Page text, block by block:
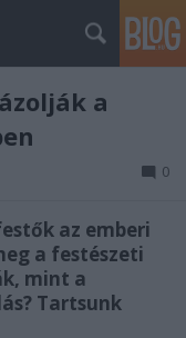
a
0
az emberi
a festészeti
mint a
Tartsunk